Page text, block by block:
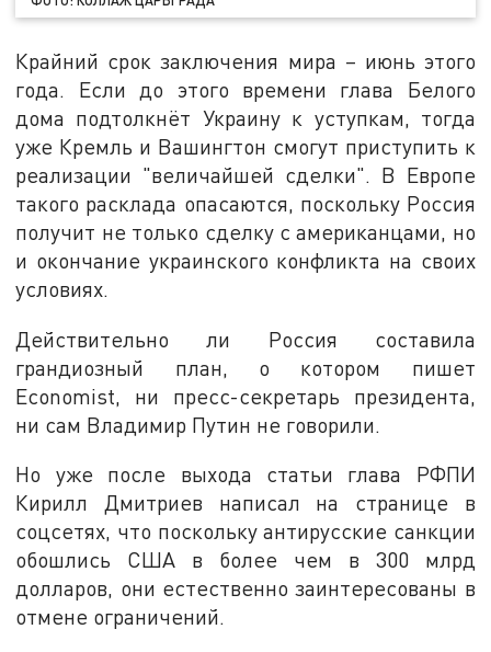
Крайний срок заключения мира – июнь этого
года. Если до этого времени глава Белого
дома подтолкнёт Украину к уступкам, тогда
уже Кремль и Вашингтон смогут приступить к
реализации "величайшей сделки". В Европе
такого расклада опасаются, поскольку Россия
получит не только сделку с американцами, но
и окончание украинского конфликта на своих
условиях.
Действительно ли Россия составила
грандиозный план, о котором пишет
Economist, ни пресс-секретарь президента,
ни сам Владимир Путин не говорили.
Но уже после выхода статьи глава РФПИ
Кирилл Дмитриев написал на странице в
соцсетях, что поскольку антирусские санкции
обошлись США в более чем в 300 млрд
долларов, они естественно заинтересованы в
отмене ограничений.